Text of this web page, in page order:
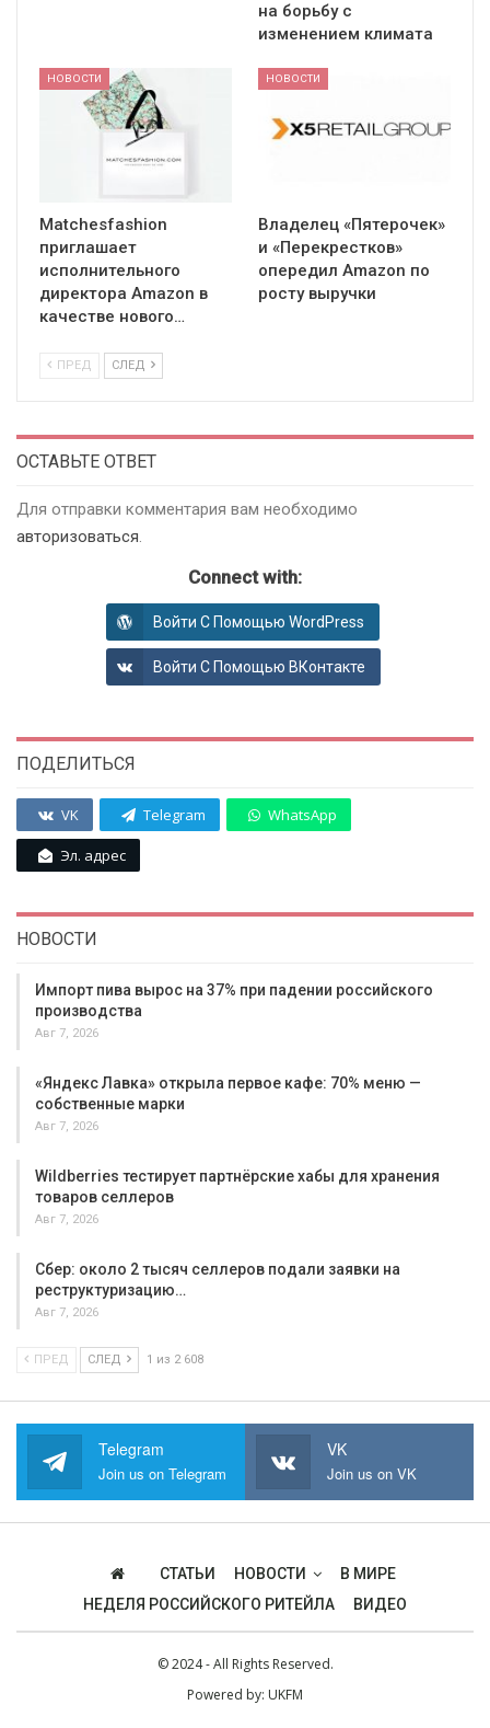
на борьбу с
изменением климата
НОВОСТИ
Matchesfashion
приглашает
исполнительного
директора Amazon в
качестве нового…
НОВОСТИ
Владелец «Пятерочек»
и «Перекрестков»
опередил Amazon по
росту выручки
ПРЕД СЛЕД
ОСТАВЬТЕ ОТВЕТ
Для отправки комментария вам необходимо
авторизоваться.
Connect with:
Войти С Помощью WordPress
Войти С Помощью ВКонтакте
ПОДЕЛИТЬСЯ
VK Telegram WhatsApp
Эл. адрес
НОВОСТИ
Импорт пива вырос на 37% при падении российского
производства
Авг 7, 2026
«Яндекс Лавка» открыла первое кафе: 70% меню —
собственные марки
Авг 7, 2026
Wildberries тестирует партнёрские хабы для хранения
товаров селлеров
Авг 7, 2026
Сбер: около 2 тысяч селлеров подали заявки на
реструктуризацию…
Авг 7, 2026
ПРЕД СЛЕД 1 из 2 608
Telegram
Join us on Telegram
VK
Join us on VK
СТАТЬИ НОВОСТИ
В МИРЕ
НЕДЕЛЯ РОССИЙСКОГО РИТЕЙЛА
ВИДЕО
© 2024 - All Rights Reserved.
Powered by: UKFM